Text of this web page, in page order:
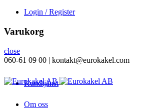
Login / Register
Varukorg
close
060-61 09 00 | kontakt@eurokakel.com
Kundtjänst
Om oss